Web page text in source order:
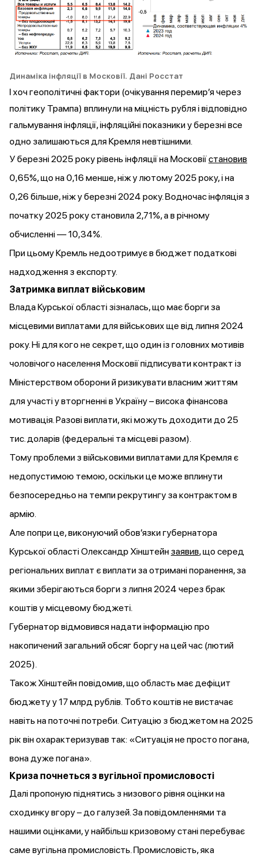
Динаміка інфляції в Московії. Дані Росстат
І хоч геополітичні фактори (очікування перемир’я через
політику Трампа) вплинули на міцність рубля і відповідно
гальмування інфляції, інфляційні показники у березні все
одно залишаються для Кремля невтішними.
У березні 2025 року рівень інфляції на Московіїстановив
0,65%, що на 0,16 менше, ніж у лютому 2025 року, і на
0,26 більше, ніж у березні 2024 року. Водночас інфляція з
початку 2025 року становила 2,71%, а в річному
обчисленні — 10,34%.
При цьому Кремль недоотримує в бюджет податкові
надходження з експорту.
Затримка виплат військовим
Влада Курської області зізналась, що має борги за
місцевими виплатами для військових ще від липня 2024
року. Ні для кого не секрет, що один із головних мотивів
чоловічого населення Московії підписувати контракт із
Міністерством оборони й ризикувати власним життям
для участі у вторгненні в Україну – висока фінансова
мотивація. Разові виплати, які можуть доходити до 25
тис. доларів (федеральні та місцеві разом).
Тому проблеми з військовими виплатами для Кремля є
недопустимою темою, оскільки це може вплинути
безпосередньо на темпи рекрутингу за контрактом в
армію.
Але попри це, виконуючий обов’язки губернатора
Курської області Олександр Хінштейн заявив, що серед
регіональних виплат є виплати за отримані поранення, за
якими зберігаються борги з липня 2024 через брак
коштів у місцевому бюджеті.
Губернатор відмовився надати інформацію про
накопичений загальний обсяг боргу на цей час (лютий
2025).
Також Хінштейн повідомив, що область має дефіцит
бюджету у 17 млрд рублів. Тобто коштів не вистачає
навіть на поточні потреби. Ситуацію з бюджетом на 2025
рік він охарактеризував так: «Ситуація не просто погана,
вона дуже погана».
Криза почнеться з вугільної промисловості
Далі пропоную піднятись з низового рівня оцінки на
сходинку вгору – до галузей. За повідомленнями та
нашими оцінками, у найбільш кризовому стані перебуває
саме вугільна промисловість. Промисловість, яка